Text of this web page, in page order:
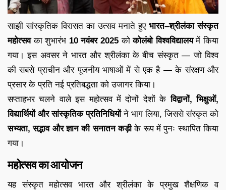
साझी सांस्कृतिक विरासत का उत्सव मनाते हुए भारत–श्रीलंका संस्कृत
महोत्सवका शुभारंभ 10 नवंबर 2025 कोकोलंबो विश्वविद्यालयमें किया
गया। इस अवसर ने भारत और श्रीलंका के बीच संस्कृत — जो विश्व
की सबसे प्राचीन और पूजनीय भाषाओं में से एक है — के संरक्षण और
प्रसार के प्रति नई प्रतिबद्धता को उजागर किया।
सप्ताहभर चलने वाले इस महोत्सव में दोनों देशों केविद्वानों, भिक्षुओं,
विद्यार्थियों और सांस्कृतिक प्रतिनिधियोंने भाग लिया, जिससे संस्कृत को
सभ्यता, सद्भाव और ज्ञान की सनातन कड़ीके रूप में पुनः स्थापित किया
गया।
महोत्सव का आयोजन
यह संस्कृत महोत्सव भारत और श्रीलंका के प्रमुख शैक्षणिक व